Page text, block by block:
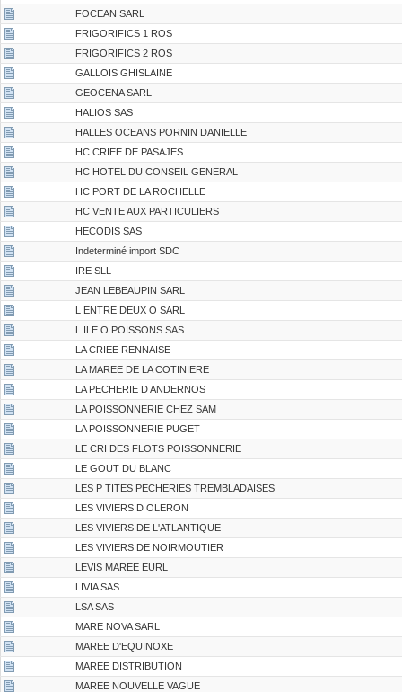
FOCEAN SARL
FRIGORIFICS 1 ROS
FRIGORIFICS 2 ROS
GALLOIS GHISLAINE
GEOCENA SARL
HALIOS SAS
HALLES OCEANS PORNIN DANIELLE
HC CRIEE DE PASAJES
HC HOTEL DU CONSEIL GENERAL
HC PORT DE LA ROCHELLE
HC VENTE AUX PARTICULIERS
HECODIS SAS
Indeterminé import SDC
IRE SLL
JEAN LEBEAUPIN SARL
L ENTRE DEUX O SARL
L ILE O POISSONS SAS
LA CRIEE RENNAISE
LA MAREE DE LA COTINIERE
LA PECHERIE D ANDERNOS
LA POISSONNERIE CHEZ SAM
LA POISSONNERIE PUGET
LE CRI DES FLOTS POISSONNERIE
LE GOUT DU BLANC
LES P TITES PECHERIES TREMBLADAISES
LES VIVIERS D OLERON
LES VIVIERS DE L'ATLANTIQUE
LES VIVIERS DE NOIRMOUTIER
LEVIS MAREE EURL
LIVIA SAS
LSA SAS
MARE NOVA SARL
MAREE D'EQUINOXE
MAREE DISTRIBUTION
MAREE NOUVELLE VAGUE